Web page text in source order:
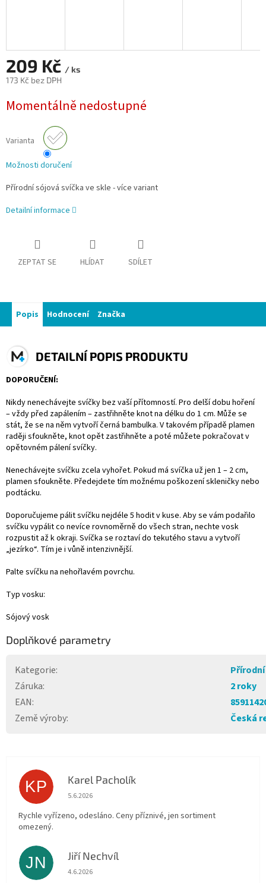
209 Kč / ks
173 Kč bez DPH
cena:
Momentálně nedostupné
Varianta
Možnosti doručení
Přírodní sójová svíčka ve skle - více variant
Detailní informace
ZEPTAT SE HLÍDAT SDÍLET
Popis Hodnocení Značka
DETAILNÍ POPIS PRODUKTU
DOPORUČENÍ:
Nikdy nenechávejte svíčky bez vaší přítomností. Pro delší dobu hoření
– vždy před zapálením – zastřihněte knot na délku do 1 cm. Může se
stát, že se na něm vytvoří černá bambulka. V takovém případě plamen
raději sfoukněte, knot opět zastřihněte a poté můžete pokračovat v
opětovném pálení svíčky.
Nenechávejte svíčku zcela vyhořet. Pokud má svíčka už jen 1 – 2 cm,
plamen sfoukněte. Předejdete tím možnému poškození skleničky nebo
podtácku.
Doporučujeme pálit svíčku nejdéle 5 hodit v kuse. Aby se vám podařilo
svíčku vypálit co nevíce rovnoměrně do všech stran, nechte vosk
rozpustit až k okraji. Svíčka se roztaví do tekutého stavu a vytvoří
„jezírko“. Tím je i vůně intenzivnější.
Palte svíčku na nehořlavém povrchu.
Typ vosku:
Sójový vosk
Doplňkové parametry
Kategorie:
Záruka:
2 roky
EAN:
Země výroby: Česká
KP Karel Pacholík
Hodnocení obchodu je 4 z 5 hvězdiček.
5.6.2026
Rychle vyřízeno, odesláno. Ceny příznivé, jen sortiment
omezený.
JN Jiří Nechvíl
Hodnocení obchodu je 5 z 5 hvězdiček.
4.6.2026